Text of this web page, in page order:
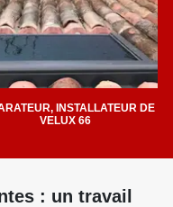
INSTALLATEUR DE
VELUX 66
: un travail